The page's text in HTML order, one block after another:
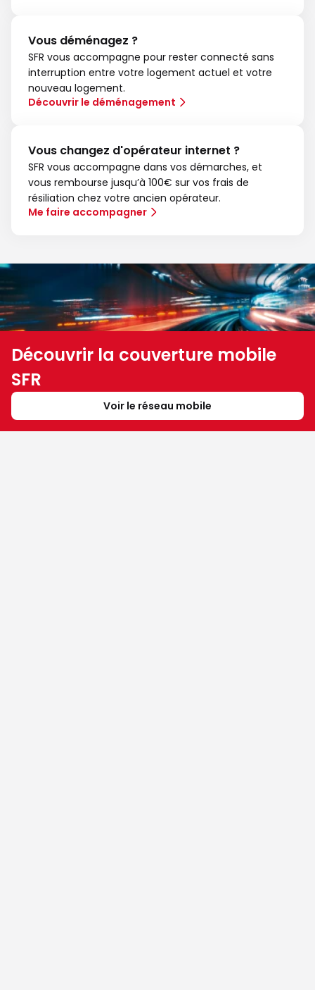
Vous déménagez ?
SFR vous accompagne pour rester connecté sans
interruption entre votre logement actuel et votre
nouveau logement.
Découvrir le déménagement
Vous changez d'opérateur internet ?
SFR vous accompagne dans vos démarches, et
vous rembourse jusqu’à 100€ sur vos frais de
résiliation chez votre ancien opérateur.
Me faire accompagner
Découvrir la couverture mobile
SFR
Voir le réseau mobile